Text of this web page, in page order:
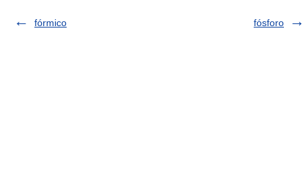
fórmico fósforo